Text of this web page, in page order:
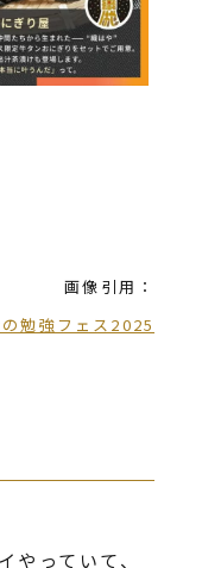
画像引用：
勉強フェス2025
やっていて、